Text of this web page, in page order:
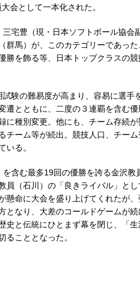
会として一本化された。
宅豊（現・日本ソフトボール協会
群馬）が、このカテゴリーであっ
勝を飾る等、日本トップクラスの
験の難易度が高まり、容易に選手
遷とともに、二度の３連覇を含む
に種別変更。他にも、チーム存続
チーム等が続出。競技人口、チー
いる。
含む最多19回の優勝を誇る金沢教
員（石川）の「良きライバル」と
懸命に大会を盛り上げてくれたが
となり、大差のコールドゲームが
史と伝統にひとまず幕を閉じ、「
ることとなった。